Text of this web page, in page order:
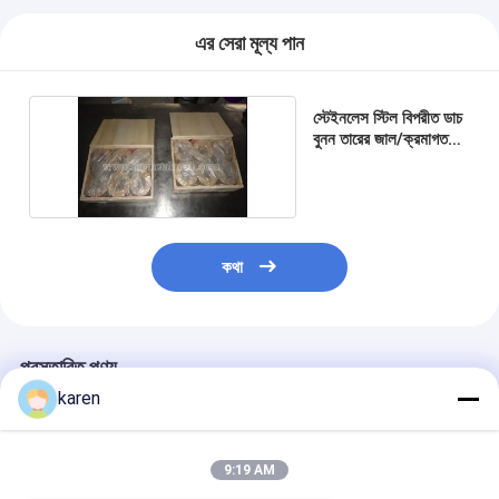
পাথরের গ্যাবিয়ন বাস্কেট
স্থাপত্য ধাতু জাল
অ্যালুমিনিয়াম চেইন ফ্লাই স্ক্রিন
জনসন স্ক্রিন ফিল্টার
মৌমাছির চাকের জাল
এর সেরা মূল্য পান
স্টেইনলেস স্টিল বিপরীত ডাচ
বুনন তারের জাল/ক্রমাগত
কথা
প্রস্তাবিত পণ্য
karen
9:19 AM